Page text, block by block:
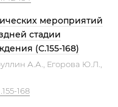
мероприятий
стадии
(С.155-168)
А.А., Егорова Ю.Л.,
168